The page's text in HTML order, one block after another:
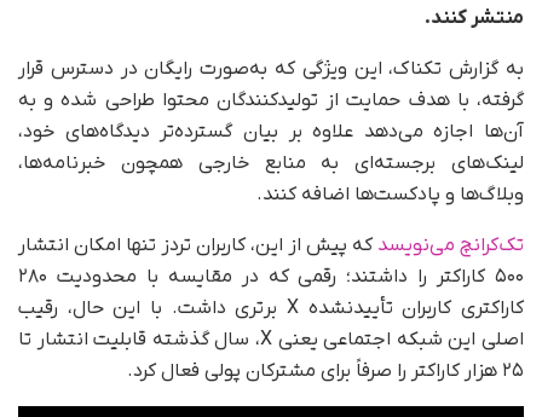
منتشر کنند.
به گزارش تکناک، این ویژگی که به‌صورت رایگان در دسترس قرار
گرفته، با هدف حمایت از تولیدکنندگان محتوا طراحی شده و به
آن‌ها اجازه می‌دهد علاوه بر بیان گسترده‌تر دیدگاه‌های خود،
لینک‌های برجسته‌ای به منابع خارجی همچون خبرنامه‌ها،
وبلاگ‌ها و پادکست‌ها اضافه کنند.
تک‌کرانچ می‌نویسد که پیش از این، کاربران تردز تنها امکان انتشار
۵۰۰ کاراکتر را داشتند؛ رقمی که در مقایسه با محدودیت ۲۸۰
کاراکتری کاربران تأییدنشده X برتری داشت. با این حال، رقیب
اصلی این شبکه اجتماعی یعنی X، سال گذشته قابلیت انتشار تا
۲۵ هزار کاراکتر را صرفاً برای مشترکان پولی فعال کرد.